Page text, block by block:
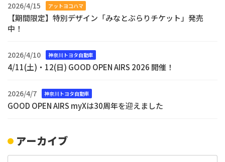
2026/4/15 アットヨコハマ
【期間限定】特別デザイン「みなとぶらりチケット」発売
中！
2026/4/10 神奈川トヨタ自動車
4/11(土)・12(日) GOOD OPEN AIRS 2026 開催！
2026/4/7 神奈川トヨタ自動車
GOOD OPEN AIRS myXは30周年を迎えました
アーカイブ